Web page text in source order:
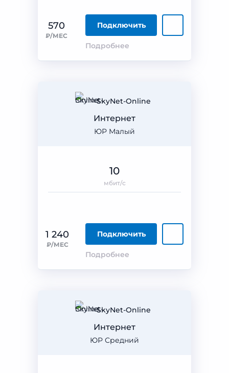
570
₽/МЕС
Подключить
Подробнее
SkyNet-Online
ЮР Малый
Интернет
1 240
₽/МЕС
Подключить
Подробнее
10
мбит/с
SkyNet-Online
ЮР Средний
Интернет